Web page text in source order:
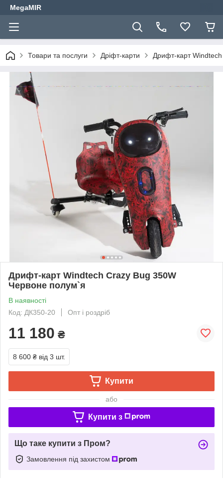
MegaMIR
Товари та послуги Дріфт-карти Дрифт-карт
Дрифт-карт Windtech Crazy Bug 350W
Червоне полум`я
В наявності
Код: ДК350-20
Опт і роздріб
11 180 ₴
8 600 ₴ від 3 шт.
Купити
або
Купити з
Що таке купити з Пром?
Замовлення під захистом